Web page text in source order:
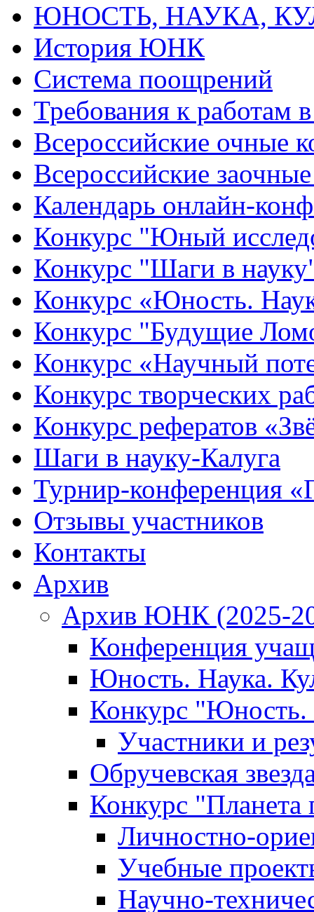
ЮНОСТЬ, НАУКА,
История ЮНК
Система поощрений
Требования к работам
Всероссийские очные
Всероссийские
Календарь онлайн-
Конкурс "Юный
Конкурс "Шаги в
Конкурс «Юность.
Конкурс "Будущие
Конкурс «Научный
Конкурс творческих
Конкурс рефератов
Шаги в науку-Калуга
Турнир-конференция
Отзывы участников
Контакты
Архив
Архив ЮНК (2025-
Конференция
Юность. Наука.
Конкурс "Юность.
Участники и
Обручевская
Конкурс "Планета
Личностно-
Учебные
Научно-